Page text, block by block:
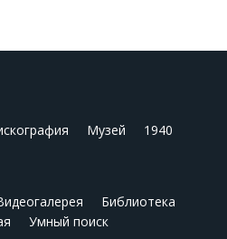
Музей
1940
Библиотека
Умный поиск